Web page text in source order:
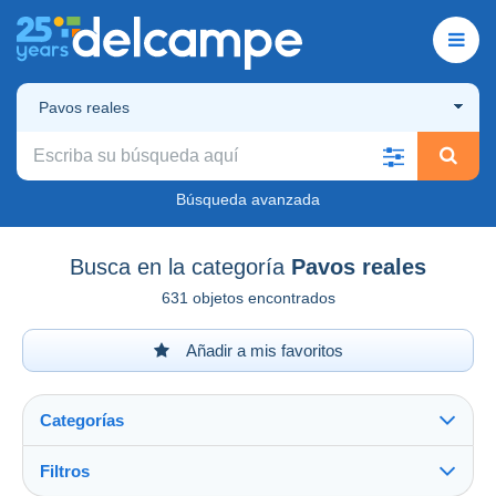
Pavos reales
Búsqueda avanzada
Busca en la categoría Pavos reales
631 objetos encontrados
Añadir a mis favoritos
Categorías
Filtros